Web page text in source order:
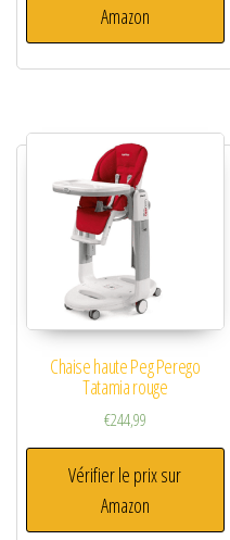
Amazon
Chaise haute Peg Perego
Tatamia rouge
€244,99
Vérifier le prix sur
Amazon